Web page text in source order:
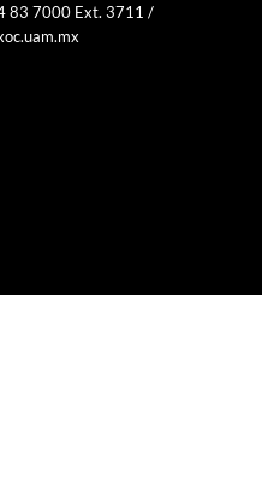
83 7000 Ext. 3711 /